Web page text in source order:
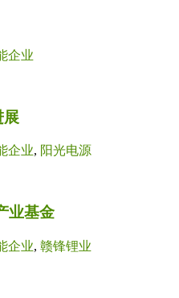
企业
展
企业, 阳光电源
业基金
企业, 赣锋锂业